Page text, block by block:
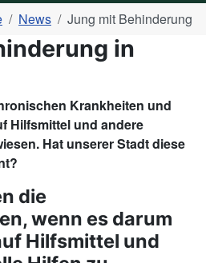
News Jung mit Behinderung
in
Krankheiten und
Hilfsmittel und andere
Hat unserer Stadt diese
die
wenn es darum
Hilfsmittel und